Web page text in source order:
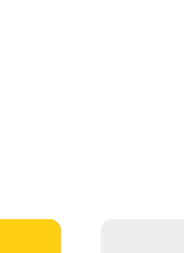
батьківства в судовому